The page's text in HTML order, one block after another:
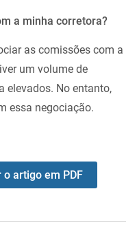
a minha corretora?
as comissões com a
um volume de
elevados. No entanto,
essa negociação.
artigo em PDF